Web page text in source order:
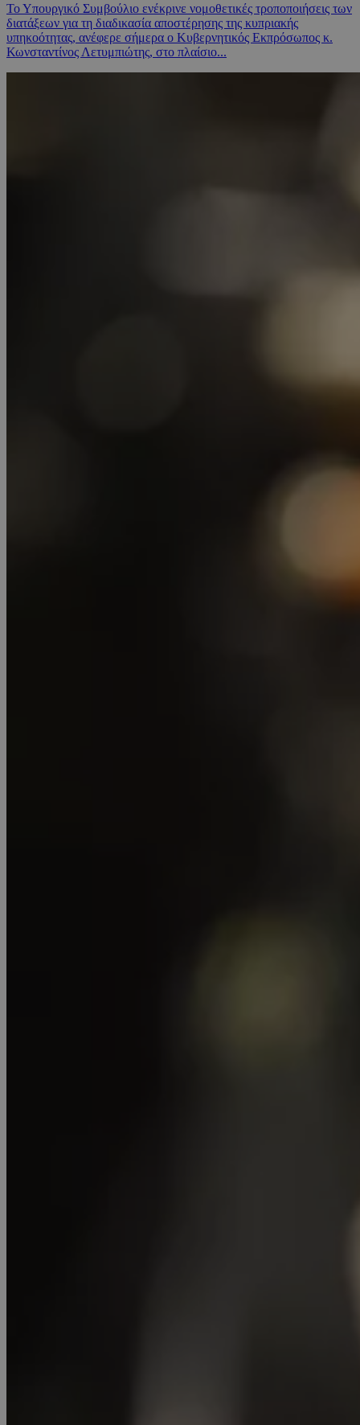
Το Υπουργικό Συμβούλιο ενέκρινε νομοθετικές τροποποιήσεις των
διατάξεων για τη διαδικασία αποστέρησης της κυπριακής
υπηκοότητας, ανέφερε σήμερα ο Κυβερνητικός Εκπρόσωπος κ.
Κωνσταντίνος Λετυμπιώτης, στο πλαίσιο...